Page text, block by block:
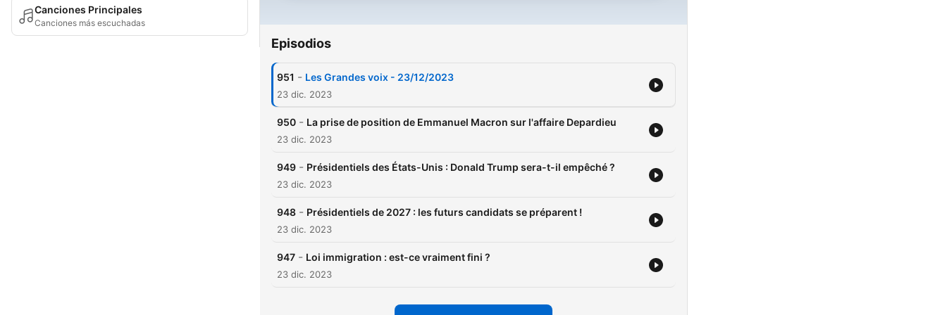
Canciones Principales
Canciones más escuchadas
Episodios
951 - Les Grandes voix - 23/12/2023
23 dic. 2023
950 - La prise de position de Emmanuel Macron sur l'affaire Depardieu
23 dic. 2023
949 - Présidentiels des États-Unis : Donald Trump sera-t-il empêché ?
23 dic. 2023
948 - Présidentiels de 2027 : les futurs candidats se préparent !
23 dic. 2023
947 - Loi immigration : est-ce vraiment fini ?
23 dic. 2023